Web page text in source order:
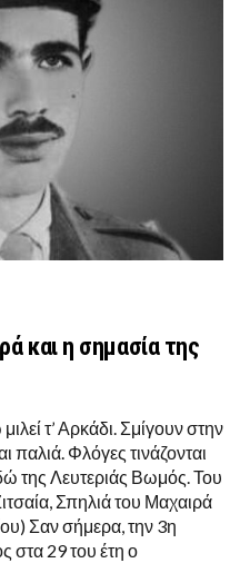
και η σημασία της
τ’ Αρκάδι. Σμίγουν στην
παλιά. Φλόγες τινάζονται
της Λευτεριάς Βωμός. Του
Σπηλιά του Μαχαιρά
Σαν σήμερα, την 3η
στα 29 του έτη ο